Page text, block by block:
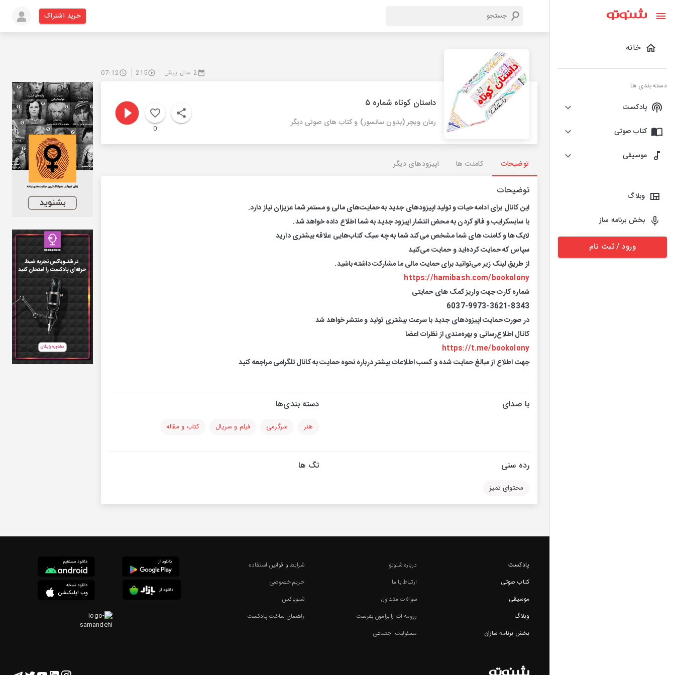
خانه
دسته بندی ها
پادکست
کتاب صوتی
موسیقی
وبلاگ
بخش برنامه ساز
ورود / ثبت نام
خرید اشتراک
2 سال پیش 215
07:12
داستان کوتاه شماره ۵
رمان ویچر (بدون سانسور) و کتاب های صوتی دیگر
0
توضیحات کامنت ها اپیزودهای دیگر
توضیحات
این کانال برای ادامه حیات و تولید اپیزودهای جدید به حمایت‌های مالی و مستمر شما عزیزان نیاز دارد.
با سابسکرایب و فالو کردن به محض انتشار اپیزود جدید به شما اطلاع داده خواهد شد.
لایک‌ها و کامنت های شما مشخص می‌کند شما به چه سبک کتاب‌هایی علاقه بیشتری دارید
سپاس که حمایت کرده‌اید و حمایت می‌کنید
از طریق لینک زیر می‌توانید برای حمایت مالی ما مشارکت داشته باشید.
https://hamibash.com/bookolony
شماره کارت جهت واریز کمک های حمایتی
6037-9973-3621-8343
در صورت حمایت اپیزودهای جدید با سرعت بیشتری تولید و منتشر خواهد شد
کانال اطلاع‌رسانی و بهره‌مندی از نظرات اعضا
https://t.me/bookolony
جهت اطلاع از مبالغ حمایت شده و کسب اطلاعات بیشتر درباره نحوه حمایت به کانال تلگرامی مراجعه کنید
با صدای دسته بندی‌ها
هنر سرگرمی فیلم و سریال کتاب و مقاله
رده سنی
محتوای تمیز
تگ ها
پادکست
کتاب صوتی
موسیقی
وبلاگ
بخش برنامه سازان
درباره شنوتو
ارتباط با ما
سوالات متداول
رزومه ات را برامون بفرست
مسئولیت اجتماعی
شرایط و قوانین استفاده
حریم خصوصی
شنوباکس
راهنمای ساخت پادکست